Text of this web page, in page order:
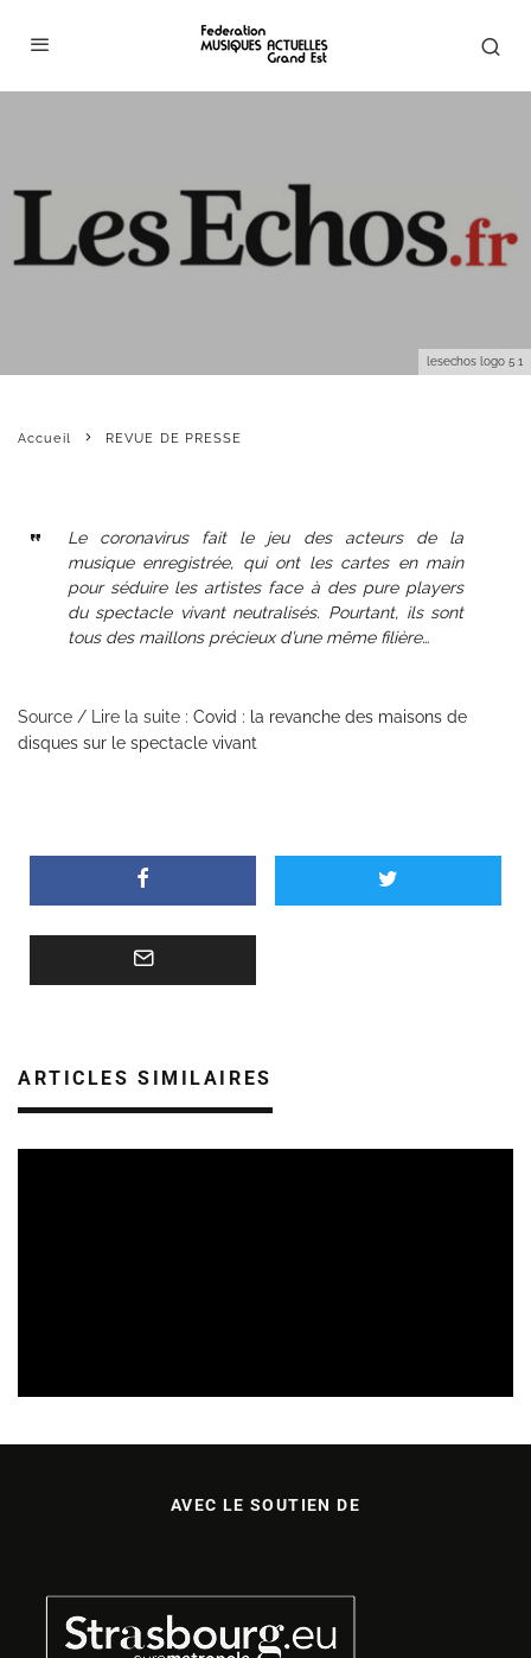
lesechos logo 5 1
Accueil REVUE DE PRESSE
Le coronavirus fait le jeu des acteurs de la
musique enregistrée, qui ont les cartes en main
pour séduire les artistes face à des pure players
du spectacle vivant neutralisés. Pourtant, ils sont
tous des maillons précieux d’une même filière…
Source / Lire la suite : Covid : la revanche des maisons de
disques sur le spectacle vivant
ARTICLES SIMILAIRES
AVEC LE SOUTIEN DE